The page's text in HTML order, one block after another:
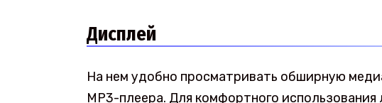
Дисплей
На нем удобно просматривать обширную
MP3-плеера. Для комфортного использования